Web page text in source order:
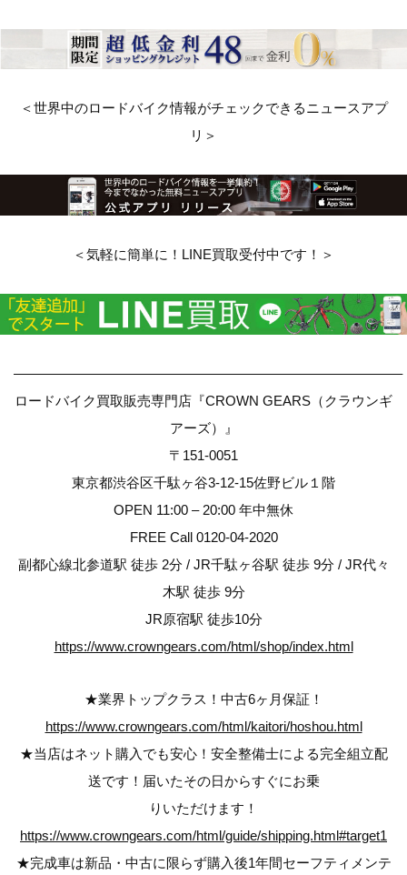
＜世界中のロードバイク情報がチェックできるニュースアプ
リ＞
＜気軽に簡単に！LINE買取受付中です！＞
————————————————————————————–
ロードバイク買取販売専門店『CROWN GEARS（クラウンギ
アーズ）』
〒151-0051
東京都渋谷区千駄ヶ谷3-12-15佐野ビル１階
OPEN 11:00 – 20:00 年中無休
FREE Call 0120-04-2020
副都心線北参道駅 徒歩 2分 / JR千駄ヶ谷駅 徒歩 9分 / JR代々
木駅 徒歩 9分
JR原宿駅 徒歩10分
https://www.crowngears.com/html/shop/index.html
★業界トップクラス！中古6ヶ月保証！
https://www.crowngears.com/html/kaitori/hoshou.html
★当店はネット購入でも安心！安全整備士による完全組立配
送です！届いたその日からすぐにお乗
りいただけます！
https://www.crowngears.com/html/guide/shipping.html#target1
★完成車は新品・中古に限らず購入後1年間セーフティメンテ